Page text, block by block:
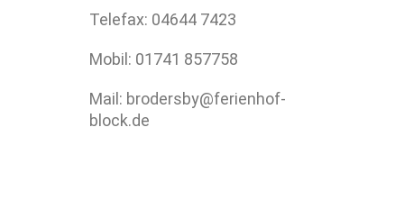
Telefax: 04644 7423
Mobil: 01741 857758
Mail: brodersby@ferienhof-
block.de